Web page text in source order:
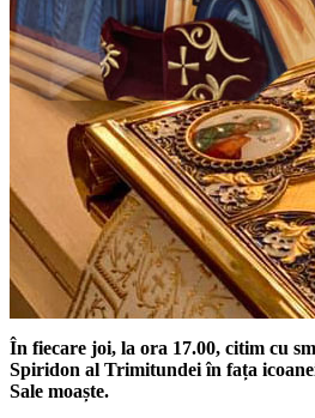
În fiecare joi, la ora 17.00, citim cu
Spiridon al Trimitundei în fața
Sale moaște.